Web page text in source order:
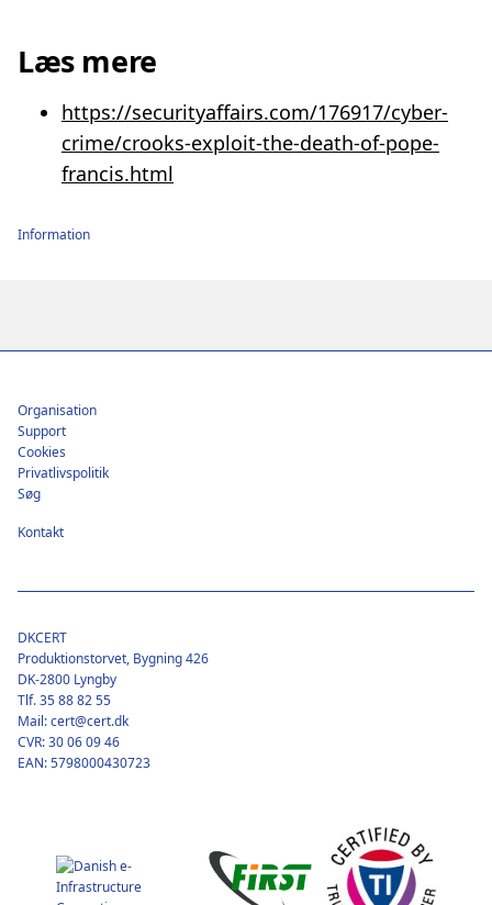
Læs mere
https://securityaffairs.com/176917/cyber-
crime/crooks-exploit-the-death-of-pope-
francis.html
Information
Footer
Organisation
Support
Cookies
Privatlivspolitik
Søg
Kontakt
DKCERT
Produktionstorvet, Bygning 426
DK-2800 Lyngby
Tlf. 35 88 82 55
Mail: cert@cert.dk
CVR: 30 06 09 46
EAN: 5798000430723